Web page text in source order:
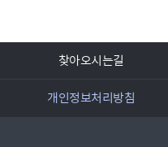
찾아오시는길
개인정보처리방침